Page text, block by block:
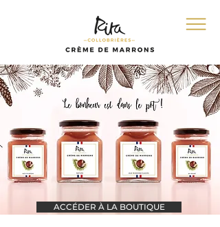
ACCÉDER À LA BOUTIQUE